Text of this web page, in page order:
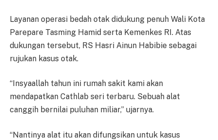
Layanan operasi bedah otak didukung penuh Wali Kota
Parepare Tasming Hamid serta Kemenkes RI. Atas
dukungan tersebut, RS Hasri Ainun Habibie sebagai
rujukan kasus otak.
“Insyaallah tahun ini rumah sakit kami akan
mendapatkan Cathlab seri terbaru. Sebuah alat
canggih bernilai puluhan miliar,” ujarnya.
“Nantinya alat itu akan difungsikan untuk kasus